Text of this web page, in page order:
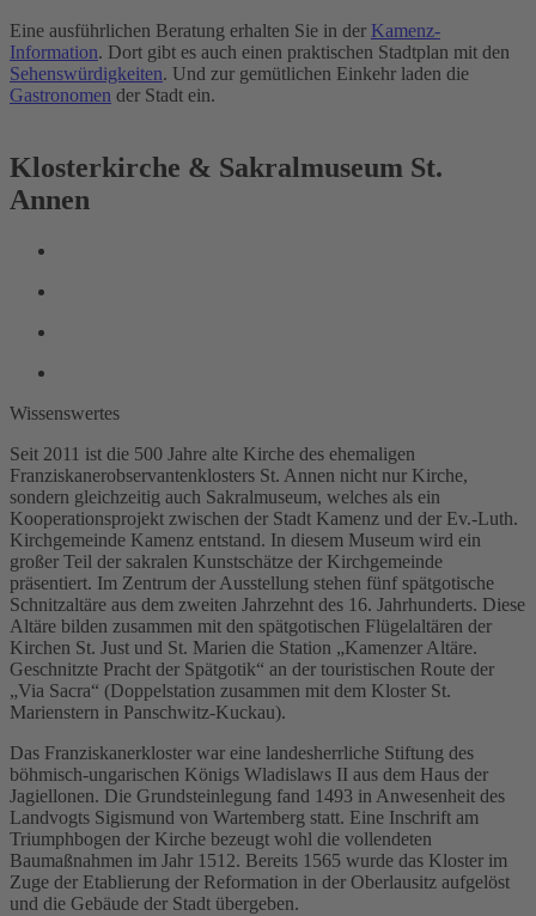
Eine ausführlichen Beratung erhalten Sie in der Kamenz-
Information. Dort gibt es auch einen praktischen Stadtplan mit den
Sehenswürdigkeiten. Und zur gemütlichen Einkehr laden die
Gastronomen der Stadt ein.
Klosterkirche & Sakralmuseum St.
Annen
Wissenswertes
Seit 2011 ist die 500 Jahre alte Kirche des ehemaligen
Franziskanerobservantenklosters St. Annen nicht nur Kirche,
sondern gleichzeitig auch Sakralmuseum, welches als ein
Kooperationsprojekt zwischen der Stadt Kamenz und der Ev.-Luth.
Kirchgemeinde Kamenz entstand. In diesem Museum wird ein
großer Teil der sakralen Kunstschätze der Kirchgemeinde
präsentiert. Im Zentrum der Ausstellung stehen fünf spätgotische
Schnitzaltäre aus dem zweiten Jahrzehnt des 16. Jahrhunderts. Diese
Altäre bilden zusammen mit den spätgotischen Flügelaltären der
Kirchen St. Just und St. Marien die Station „Kamenzer Altäre.
Geschnitzte Pracht der Spätgotik“ an der touristischen Route der
„Via Sacra“ (Doppelstation zusammen mit dem Kloster St.
Marienstern in Panschwitz-Kuckau).
Das Franziskanerkloster war eine landesherrliche Stiftung des
böhmisch-ungarischen Königs Wladislaws II aus dem Haus der
Jagiellonen. Die Grundsteinlegung fand 1493 in Anwesenheit des
Landvogts Sigismund von Wartemberg statt. Eine Inschrift am
Triumphbogen der Kirche bezeugt wohl die vollendeten
Baumaßnahmen im Jahr 1512. Bereits 1565 wurde das Kloster im
Zuge der Etablierung der Reformation in der Oberlausitz aufgelöst
und die Gebäude der Stadt übergeben.